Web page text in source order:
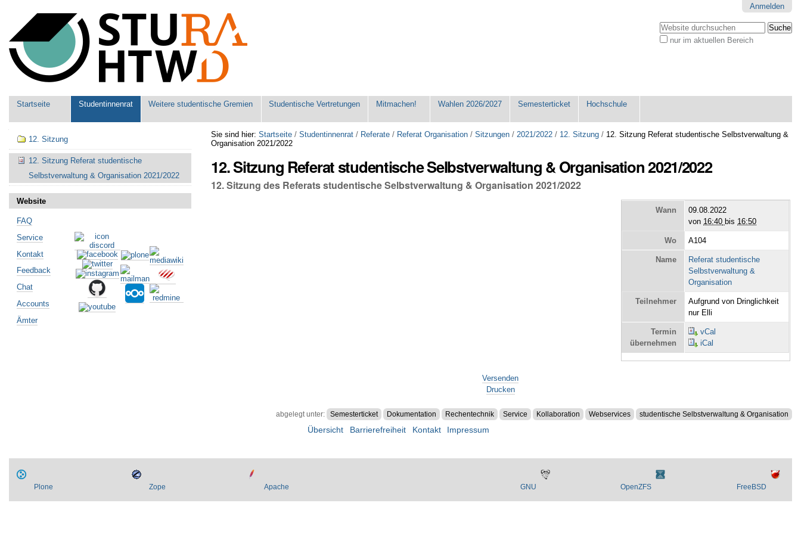
Werkzeuge
Anmelden
Website durchsuchen
nur im aktuellen Bereich
Sektionen
Startseite Studentinnenrat Weitere studentische Gremien Studentische Vertretungen Mitmachen! Wahlen 2026/2027 Semesterticket Hochschule
Sie sind hier: Startseite /Studentinnenrat / Referate / Referat Organisation /Sitzungen /2021/2022 / 12. Sitzung / 12. Sitzung Referat studentische Selbstverwaltung &
Organisation 2021/2022
12. Sitzung Referat studentische Selbstverwaltung & Organisation 2021/2022
12. Sitzung des Referats studentische Selbstverwaltung & Organisation 2021/2022
Wann
09.08.2022
von 16:40 bis 16:50
Wo A104
Name
Referat studentische
Selbstverwaltung &
Organisation
Teilnehmer
Aufgrund von Dringlichkeit
nur Elli
Termin
übernehmen
vCal
iCal
Versenden
Drucken
abgelegt unter: Semesterticket Dokumentation Rechentechnik Service Kollaboration Webservices studentische Selbstverwaltung & Organisation
Navigation
12. Sitzung
12. Sitzung Referat studentische
Selbstverwaltung & Organisation 2021/2022
Website
FAQ
Service
Kontakt
Feedback
Chat
Accounts
Ämter
Übersicht Barrierefreiheit Kontakt Impressum
Plone Zope Apache GNU OpenZFS FreeBSD